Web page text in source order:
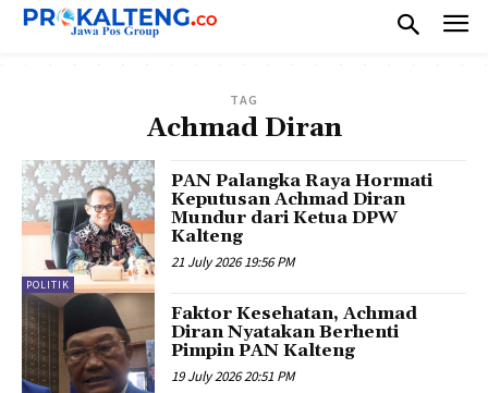
TAG
Achmad Diran
POLITIK
PAN Palangka Raya Hormati
Keputusan Achmad Diran
Mundur dari Ketua DPW
Kalteng
21 July 2026 19:56 PM
Faktor Kesehatan, Achmad
Diran Nyatakan Berhenti
Pimpin PAN Kalteng
19 July 2026 20:51 PM